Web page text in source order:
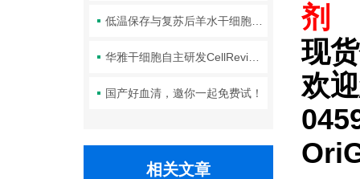
国产好血清，邀你一起免费试！
相关文章
剂
现
欢